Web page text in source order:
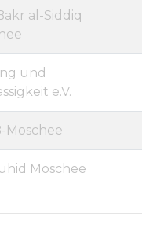
al-Siddiq
und
e.V.
Moschee
Moschee